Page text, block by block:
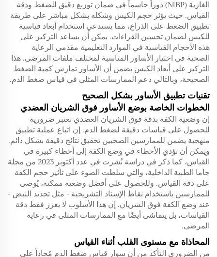
الغازية (NIBP) دوراً حاسماً في ضمان توزيع دقيق للضغط ودقة
القياس. حيث يؤثر حجم الكيس وشكله بشكل مباشر على طريقة
تطبيق الضغط على الذراع، مما يستدعي استخدام أبعاد قياسية
للكيس لضمان تحسين القراءات. يمكن أن يساعد التركيز على
هذه الأحجام القياسية في الموارد التعليمية مقدمي الرعاية
الصحية في اختيار الأساور المناسبة لمختلف ملفات المرضى. هذا
التركيز على أبعاد الكيس يضمن أن الأساور تمارس كمية الضغط
الصحيحة، وبالتالي دعم الممارسات المثلى في قياس ضغط الدم.
تقنيات تطبيق الأساور بشكل الصحيح
الخطوات الخاصة بوضع الأساور فوق الشريان العضدي
إن وضعية الكفة بدقة فوق الشريان العضدي تعتبر ضرورية
للحصول على قياسات دقيقة لضغط الدم. إن اتباع عملية تطبيق
منهجية يضمن للممارسين الصحيين تحقيق نتائج دقيقة بشكل دائم.
ويمكن أن تؤدي الأخطاء في وضع الكفة إلى أخطاء كبيرة في
القياس، كما ذكر في دراسة نُشرت في عدد أكتوبر 2023 من مجلة
جاما الطبية الداخلية، والتي سلطت الضوء على تأثير حجم الكفة
على دقة القياس. وللحصول على أفضل وضعية ممكنة، يُوصى
للممارسين باستخدام نقاط الإسناد التشريحية - مثل تحديد النبض -
عند وضع الكفة فوق الشريان. إن هذا الأسلوب لا يعزز فقط دقة
القياسات، بل يتماشى أيضًا مع الممارسات المثلى في رعاية
المرضى.
المحاذاة مع مستوى القلب أثناء القياس
من الضروري التأكد من أن سوار قياس ضغط الدم مُحاذاً على